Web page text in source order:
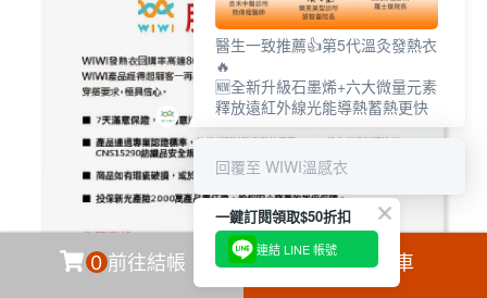
0 前往結帳 加入購物車
醫生一致推薦👍第5代溫灸發熱衣
🔥
🆕全新升級石墨烯+六大微量元素
釋放遠紅外線光能導熱蓄熱更快
回覆至 WIWI溫感衣
一鍵訂閱領取$50折扣
連結 LINE 帳號